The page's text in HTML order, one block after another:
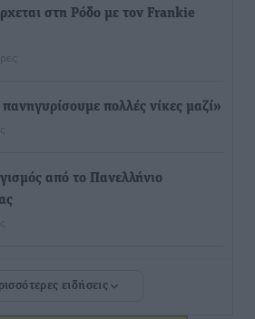
στη Ρόδο με τον Frankie
πολλές νίκες μαζί»
από το Πανελλήνιο
ειδήσεις